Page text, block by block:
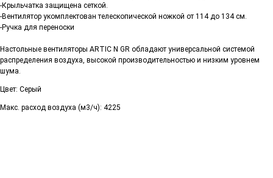
-Крыльчатка защищена сеткой.
-Вентилятор укомплектован телескопической ножкой от 114 до 134 см.
-Ручка для переноски
Настольные вентиляторы ARTIC N GR обладают универсальной системой
распределения воздуха, высокой производительностью и низким уровнем
шума.
Цвет: Серый
Макс. расход воздуха (м3/ч): 4225